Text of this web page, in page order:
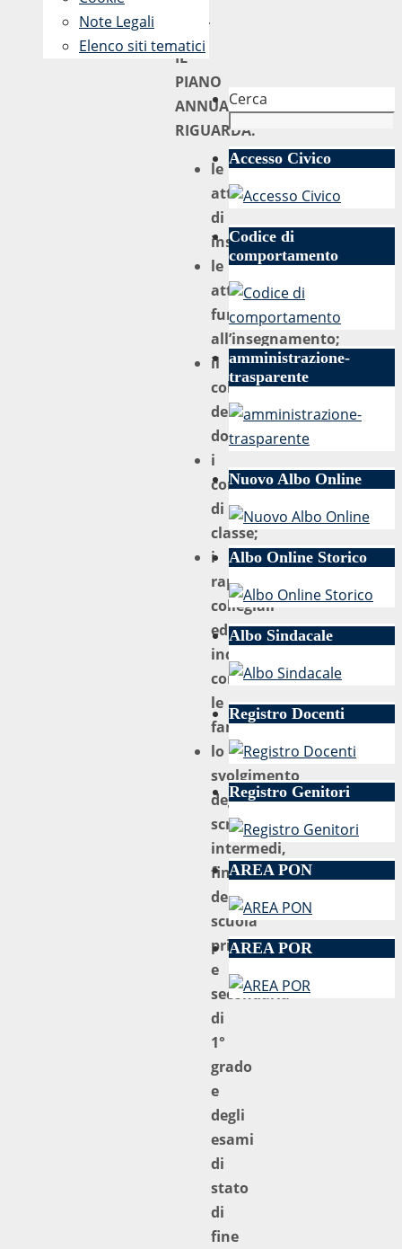
2019.
IL
PIANO
ANNUALE
RIGUARDA:
le
attività
di
insegnamento;
le
attività
funzionali
all’insegnamento;
il
collegio
dei
docenti;
i
consigli
di
classe;
i
rapporti
collegiali
ed
individuali
con
le
famiglie;
lo
svolgimento
degli
scrutini
intermedi,
finali
della
scuola
primaria
e
secondaria
di
1°
grado
e
degli
esami
di
stato
di
fine
Note Legali
Elenco siti tematici
Cerca
Accesso Civico
Codice di
comportamento
amministrazione-
trasparente
Nuovo Albo Online
Albo Online Storico
Albo Sindacale
Registro Docenti
Registro Genitori
AREA PON
AREA POR